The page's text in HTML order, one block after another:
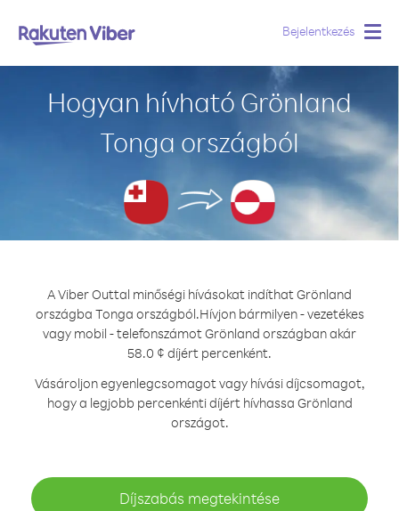
Bejelentkezés
Hogyan hívható Grönland
Tonga országból
A Viber Outtal minőségi hívásokat indíthat Grönland
országba Tonga országból.Hívjon bármilyen - vezetékes
vagy mobil - telefonszámot Grönland országban akár
58.0 ¢ díjért percenként.
Vásároljon egyenlegcsomagot vagy hívási díjcsomagot,
hogy a legjobb percenkénti díjért hívhassa Grönland
országot.
Díjszabás megtekintése